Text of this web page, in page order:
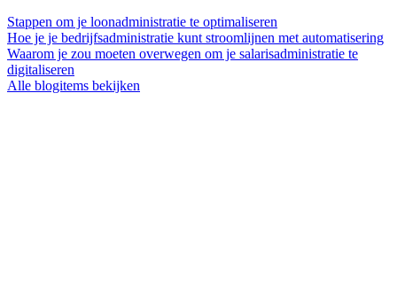
Stappen om je loonadministratie te optimaliseren
Hoe je je bedrijfsadministratie kunt stroomlijnen met automatisering
Waarom je zou moeten overwegen om je salarisadministratie te
digitaliseren
Alle blogitems bekijken